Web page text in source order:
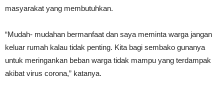
masyarakat yang membutuhkan.
“Mudah- mudahan bermanfaat dan saya meminta warga jangan
keluar rumah kalau tidak penting. Kita bagi sembako gunanya
untuk meringankan beban warga tidak mampu yang terdampak
akibat virus corona,” katanya.